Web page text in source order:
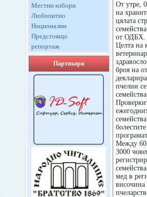
Местни избори
Любопитно
Национални
Предстоящо
репортаж
Партньори
От утре,
на
цялата
от ОДБХ.
Целта на
броя на
пчелни
Между 60
3000
мед в
височина